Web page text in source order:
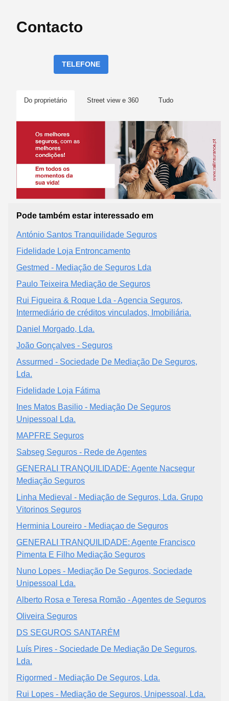
Contacto
TELEFONE
Do proprietário Street view e 360 Tudo
Pode também estar interessado em
António Santos Tranquilidade Seguros
Fidelidade Loja Entroncamento
Gestmed - Mediação de Seguros Lda
Paulo Teixeira Mediação de Seguros
Rui Figueira & Roque Lda - Agencia Seguros,
Intermediário de créditos vinculados, Imobiliária.
Daniel Morgado, Lda.
João Gonçalves - Seguros
Assurmed - Sociedade De Mediação De Seguros,
Lda.
Fidelidade Loja Fátima
Ines Matos Basilio - Mediação De Seguros
Unipessoal Lda.
MAPFRE Seguros
Sabseg Seguros - Rede de Agentes
GENERALI TRANQUILIDADE: Agente Nacsegur
Mediação Seguros
Linha Medieval - Mediação de Seguros, Lda. Grupo
Vitorinos Seguros
Herminia Loureiro - Mediaçao de Seguros
GENERALI TRANQUILIDADE: Agente Francisco
Pimenta E Filho Mediação Seguros
Nuno Lopes - Mediação De Seguros, Sociedade
Unipessoal Lda.
Alberto Rosa e Teresa Romão - Agentes de Seguros
Oliveira Seguros
DS SEGUROS SANTARÉM
Luís Pires - Sociedade De Mediação De Seguros,
Lda.
Rigormed - Mediação De Seguros, Lda.
Rui Lopes - Mediação de Seguros, Unipessoal, Lda.